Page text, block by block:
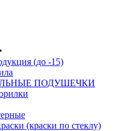
(до -15)
ПОДУШЕЧКИ
(краски по стеклу)